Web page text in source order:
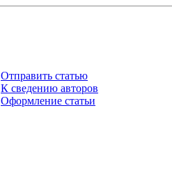
Отправить статью
К сведению авторов
Оформление статьи